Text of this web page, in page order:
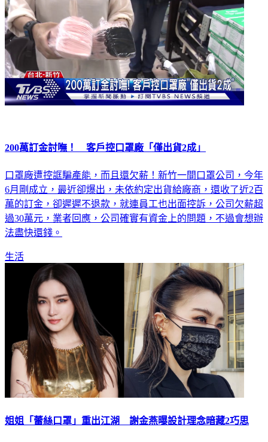
200萬訂金討嘸！ 客戶控口罩廠「僅出貨2成」
口罩廠遭控誆騙產能，而且還欠薪！新竹一間口罩公司，今年
6月剛成立，最近卻爆出，未依約定出貨給廠商，還收了近2百
萬的訂金，卻遲遲不退款，就連員工也出面控訴，公司欠薪超
過30萬元，業者回應，公司確實有資金上的問題，不過會想辦
法盡快還錢。
生活
姐姐「蕾絲口罩」重出江湖 謝金燕曝設計理念暗藏2巧思